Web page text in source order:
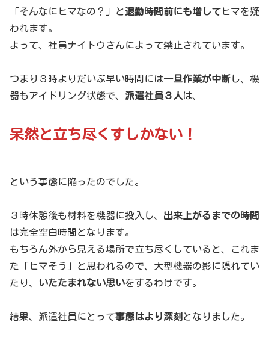
「そんなにヒマなの？」と退勤時間前にも増して ヒマを疑
われます。
よって、社員ナイトウさんによって禁止されています。
つまり３時よりだいぶ早い時間には一旦作業が中断し、機
器もアイドリング状態で、 派遣社員３人 は、
呆然と立ち尽くすしかない！
という事態に陥ったのでした。
３時休憩後も材料を機器に投入し、 出来上がるまでの時間
は完全空白時間となります。
もちろん外から見える場所で立ち尽くしていると、これま
た「ヒマそう」と思われるので、大型機器の影に隠れてい
たり、
いたたまれない思いをするわけです。
結果、派遣社員にとって事態はより深刻 となりました。